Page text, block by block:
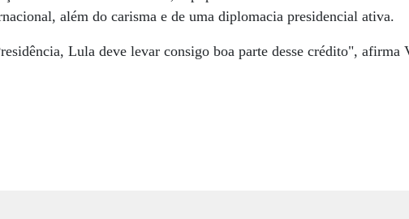
além do carisma e de uma diplomacia presidencial ativa.
Lula deve levar consigo boa parte desse crédito", afirma